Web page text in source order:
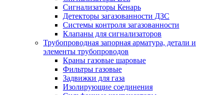
Сигнализаторы Кенарь
Детекторы загазованности ДЗС
Системы контроля загазованности
Клапаны для сигнализаторов
Трубопроводная запорная арматура, детали и
элементы трубопроводов
Краны газовые шаровые
Фильтры газовые
Задвижки для газа
Изолирующие соединения